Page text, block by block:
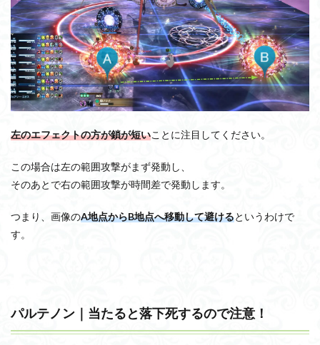
左のエフェクトの方が鎖が短いことに注目してください。
この場合は左の範囲攻撃がまず発動し、
そのあとで右の範囲攻撃が時間差で発動します。
つまり、画像のA地点からB地点へ移動して避けるというわけで
す。
パルテノン｜当たると落下死するので注意！